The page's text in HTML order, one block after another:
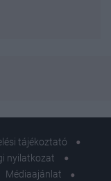
tájékoztató
nyilatkozat
Médiaajánlat